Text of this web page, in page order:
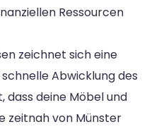
Ressourcen
zeichnet sich eine
Abwicklung des
dass deine Möbel und
zeitnah von Münster